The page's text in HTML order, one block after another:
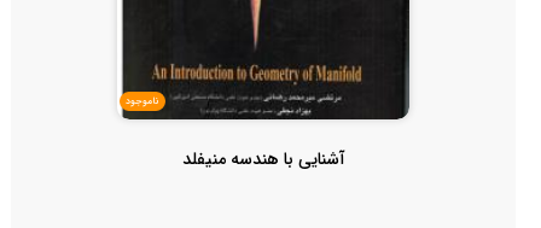
ناموجود
آشنایی با هندسه منیفلد